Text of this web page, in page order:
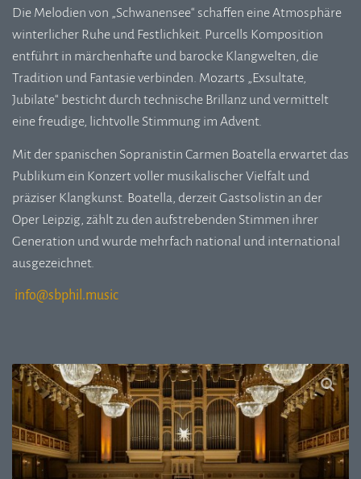
Die Melodien von „Schwanensee“ schaffen eine Atmosphäre
winterlicher Ruhe und Festlichkeit. Purcells Komposition
entführt in märchenhafte und barocke Klangwelten, die
Tradition und Fantasie verbinden. Mozarts „Exsultate,
Jubilate“ besticht durch technische Brillanz und vermittelt
eine freudige, lichtvolle Stimmung im Advent.
Mit der spanischen Sopranistin Carmen Boatella erwartet das
Publikum ein Konzert voller musikalischer Vielfalt und
präziser Klangkunst. Boatella, derzeit Gastsolistin an der
Oper Leipzig, zählt zu den aufstrebenden Stimmen ihrer
Generation und wurde mehrfach national und international
ausgezeichnet.
i